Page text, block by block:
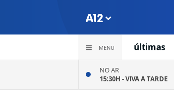
MENU últimas
NO AR
15:30H -VIVA A TARDE